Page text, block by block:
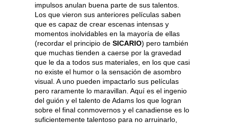
impulsos anulan buena parte de sus talentos.
Los que vieron sus anteriores películas saben
que es capaz de crear escenas intensas y
momentos inolvidables en la mayoría de ellas
(recordar el principio de SICARIO) pero también
que muchas tienden a caerse por la gravedad
que le da a todos sus materiales, en los que casi
no existe el humor o la sensación de asombro
visual. A uno pueden impactarlo sus películas
pero raramente lo maravillan. Aquí es el ingenio
del guión y el talento de Adams los que logran
sobre el final conmovernos y el canadiense es lo
suficientemente talentoso para no arruinarlo,